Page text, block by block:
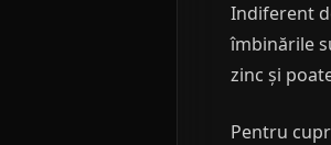
Indiferent
îmbinările
zinc și
Pentru